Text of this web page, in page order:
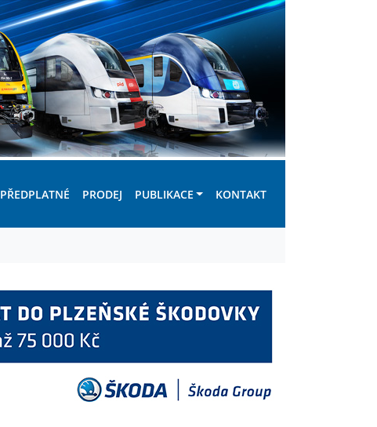
PŘEDPLATNÉ PRODEJ PUBLIKACE KONTAKT